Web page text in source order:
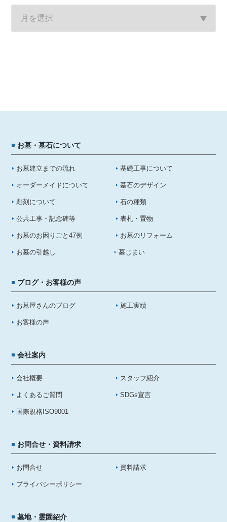
お墓・墓石について
お墓建立までの流れ 基礎工事について
オーダーメイドについて 墓石のデザイン
彫刻について 石の種類
公共工事・記念碑等 表札・置物
お墓のお困りごと47例 お墓のリフォーム
お墓の引越し 墓じまい
ブログ・お客様の声
お墓屋さんのブログ 施工実績
お客様の声
会社案内
会社概要 スタッフ紹介
よくあるご質問 SDGs宣言
国際規格ISO9001
お問合せ・資料請求
お問合せ 資料請求
プライバシーポリシー
墓地・霊園紹介